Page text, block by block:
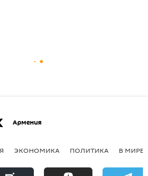
Армения
ЭКОНОМИКА ПОЛИТИКА В МИРЕ